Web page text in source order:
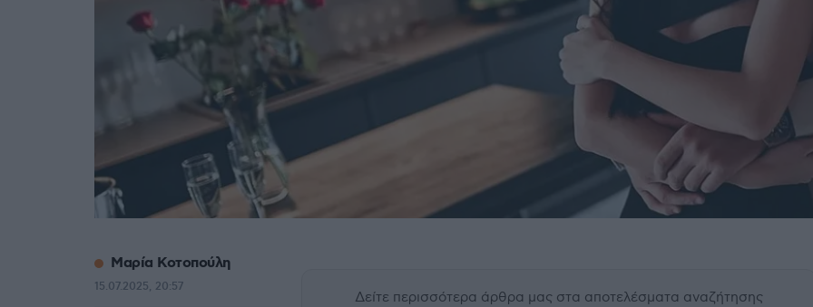
Δείτε περισσότερα άρθρα μας στα αποτελέσματα αναζήτησης
Μαρία Κοτοπούλη
15.07.2025, 20:57